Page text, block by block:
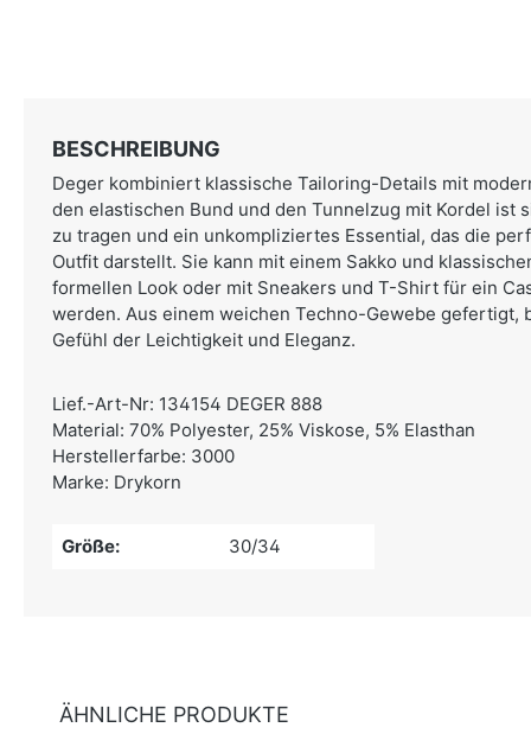
BESCHREIBUNG
Deger kombiniert klassische Tailoring-Details mit
den elastischen Bund und den Tunnelzug mit Kordel ist
zu tragen und ein unkompliziertes Essential, das die
Outfit darstellt. Sie kann mit einem Sakko und
formellen Look oder mit Sneakers und T-Shirt für ein
werden. Aus einem weichen Techno-Gewebe gefertigt,
Gefühl der Leichtigkeit und Eleganz.
Lief.-Art-Nr: 134154 DEGER 888
Material: 70% Polyester, 25% Viskose, 5% Elasthan
Herstellerfarbe: 3000
Marke: Drykorn
Größe: 30/34
ÄHNLICHE PRODUKTE